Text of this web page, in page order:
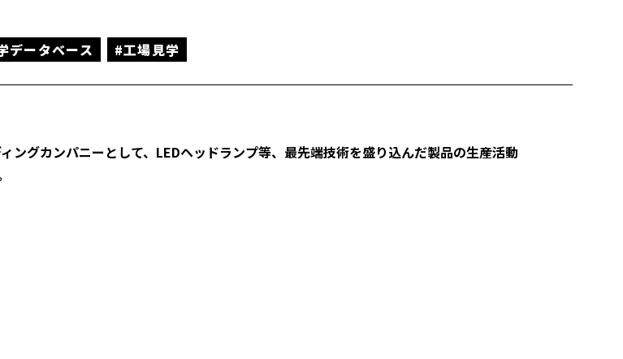
データベース #工場見学
ングカンパニーとして、LEDヘッドランプ等、最先端技術を盛り込んだ製品の生産活動